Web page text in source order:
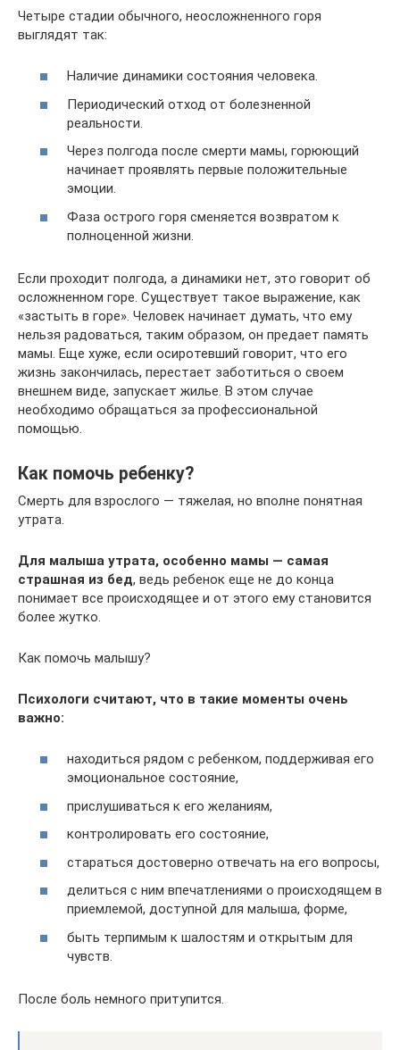
Четыре стадии обычного, неосложненного горя
выглядят так:
Наличие динамики состояния человека.
Периодический отход от болезненной
реальности.
Через полгода после смерти мамы, горюющий
начинает проявлять первые положительные
эмоции.
Фаза острого горя сменяется возвратом к
полноценной жизни.
Если проходит полгода, а динамики нет, это говорит об
осложненном горе. Существует такое выражение, как
«застыть в горе». Человек начинает думать, что ему
нельзя радоваться, таким образом, он предает память
мамы. Еще хуже, если осиротевший говорит, что его
жизнь закончилась, перестает заботиться о своем
внешнем виде, запускает жилье. В этом случае
необходимо обращаться за профессиональной
помощью.
Как помочь ребенку?
Смерть для взрослого — тяжелая, но вполне понятная
утрата.
Для малыша утрата, особенно мамы — самая
страшная из бед, ведь ребенок еще не до конца
понимает все происходящее и от этого ему становится
более жутко.
Как помочь малышу?
Психологи считают, что в такие моменты очень
важно:
находиться рядом с ребенком, поддерживая его
эмоциональное состояние,
прислушиваться к его желаниям,
контролировать его состояние,
стараться достоверно отвечать на его вопросы,
делиться с ним впечатлениями о происходящем в
приемлемой, доступной для малыша, форме,
быть терпимым к шалостям и открытым для
чувств.
После боль немного притупится.